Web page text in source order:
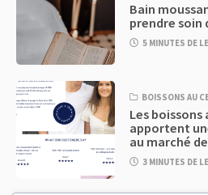
Bain
prendre soin
5 MINUTES DE
BOISSONS AU
Les boissons
apportent
au marché
3 MINUTES DE